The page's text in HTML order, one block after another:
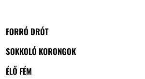
FORRÓ DRÓT
SOKKOLÓ KORONGOK
ÉLŐ FÉM